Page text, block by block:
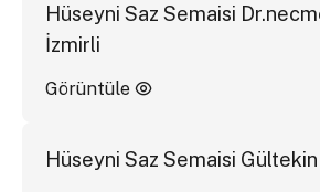
Hüseyni Saz Semaisi
İzmirli
Görüntüle
Hüseyni Saz Semaisi